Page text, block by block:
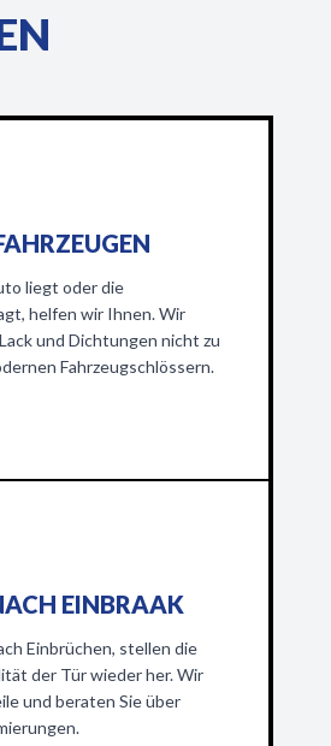
liegt oder die
helfen wir Ihnen. Wir
und Dichtungen nicht zu
Fahrzeugschlössern.
EINBRAAK
Einbrüchen, stellen die
der Tür wieder her. Wir
und beraten Sie über